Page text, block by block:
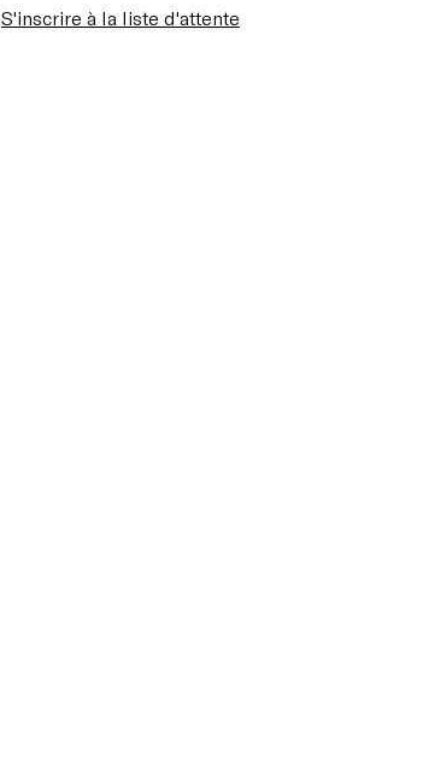
S'inscrire à la liste d'attente